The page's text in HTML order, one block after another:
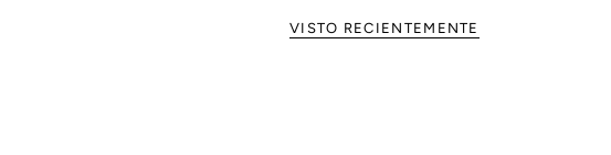
VISTO RECIENTEMENTE